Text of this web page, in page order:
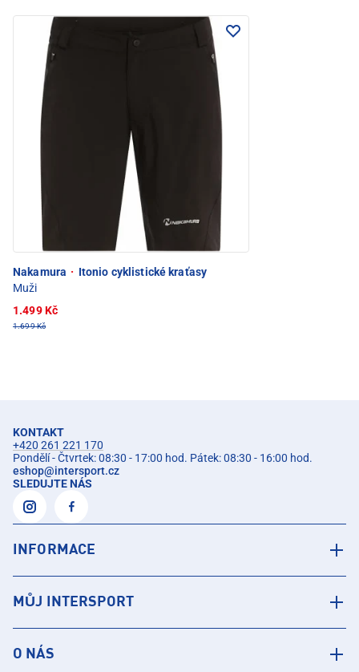
Nakamura · Itonio cyklistické kraťasy
Muži
1.499 Kč
1.699 Kč
KONTAKT
+420 261 221 170
Pondělí - Čtvrtek: 08:30 - 17:00 hod. Pátek: 08:30 - 16:00 hod.
eshop@intersport.cz
SLEDUJTE NÁS
INFORMACE
MŮJ INTERSPORT
O NÁS